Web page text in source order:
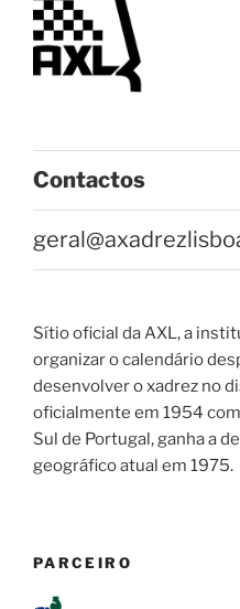
Contactos
Sítio oficial da AXL, a
organizar o calendário
desenvolver o xadrez no
oficialmente em 1954
Sul de Portugal, ganha a
geográfico atual em 1975.
PARCEIRO